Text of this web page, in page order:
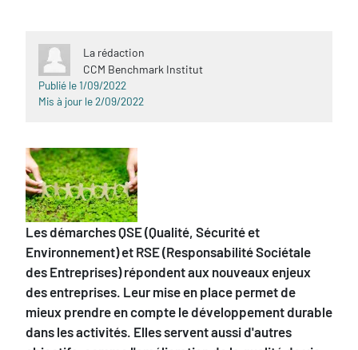
La rédaction
CCM Benchmark Institut
Publié le 1/09/2022
Mis à jour le 2/09/2022
Sous-
titre
Les démarches QSE (Qualité, Sécurité et
Environnement) et RSE (Responsabilité Sociétale
des Entreprises) répondent aux nouveaux enjeux
des entreprises. Leur mise en place permet de
mieux prendre en compte le développement durable
dans les activités. Elles servent aussi d'autres